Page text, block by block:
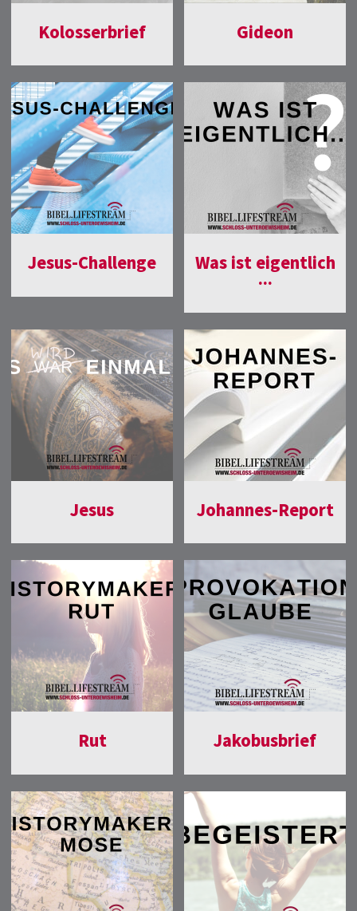
Kolosserbrief Gideon
Jesus-Challenge Was ist eigentlich
...
Jesus Johannes-Report
Rut Jakobusbrief